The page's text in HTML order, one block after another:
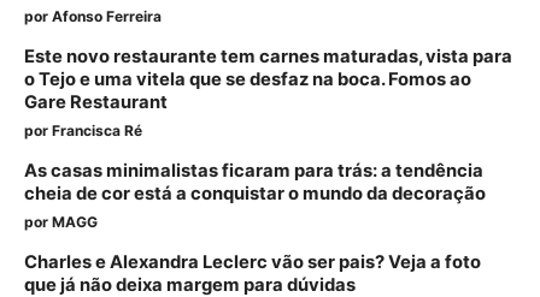
por Afonso Ferreira
Este novo restaurante tem carnes maturadas, vista para
o Tejo e uma vitela que se desfaz na boca. Fomos ao
Gare Restaurant
por Francisca Ré
As casas minimalistas ficaram para trás: a tendência
cheia de cor está a conquistar o mundo da decoração
por MAGG
Charles e Alexandra Leclerc vão ser pais? Veja a foto
que já não deixa margem para dúvidas